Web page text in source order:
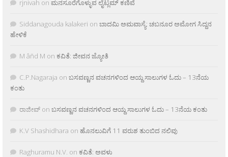
rjnivah on ಮನಸೂರೆಗೊಳ್ಳುವ ಲೈಟ್ಲಮ್ ಕಣಿವೆ
Siddanagouda kalakeri on ಬಾದಮಿ ಅಮವಾಸ್ಯೆ: ಚಬನೂರ ಅಮೋಗ ಸಿದ್ದನ
ಹೇಳಿಕೆ
M âñd M on ಕವಿತೆ: ಜೀವನ ಜ್ಯೋತಿ
C.P.Nagaraja on ಬಸವಣ್ಣನ ವಚನಗಳಿಂದ ಆಯ್ದ ಸಾಲುಗಳ ಓದು – 13ನೆಯ
ಕಂತು
ರಾಜೀವ್ on ಬಸವಣ್ಣನ ವಚನಗಳಿಂದ ಆಯ್ದ ಸಾಲುಗಳ ಓದು – 13ನೆಯ ಕಂತು
K.V Shashidhara on ಹೊನಲುವಿಗೆ 11 ವರುಶ ತುಂಬಿದ ನಲಿವು
Raghuramu N.V. on ಕವಿತೆ: ಅವಳು